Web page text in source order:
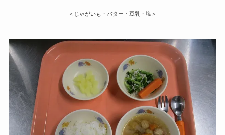
＜じゃがいも・バター・豆乳・塩＞